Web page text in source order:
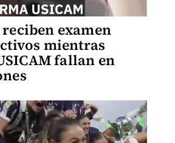
examen
mientras
fallan en